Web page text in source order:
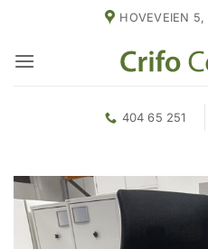
content
HOVEVEIEN
404 65 251